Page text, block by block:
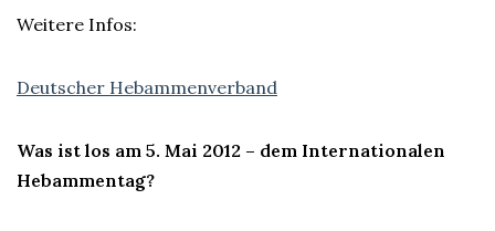
Weitere Infos:
Deutscher Hebammenverband
Was ist los am 5. Mai 2012 – dem Internationalen
Hebammentag?